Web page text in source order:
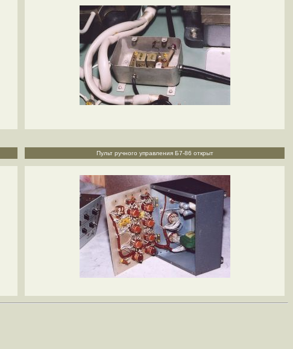
Пульт ручного управления Б7-86 открыт